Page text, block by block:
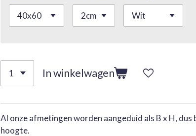
In winkelwagen
Al onze afmetingen worden aangeduid als B x H, dus
hoogte.